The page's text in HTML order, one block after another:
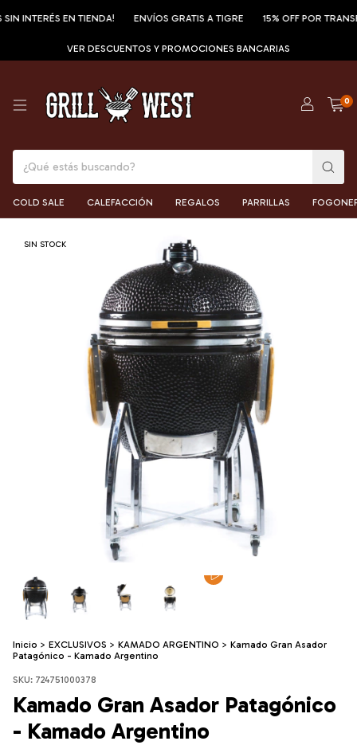
INTERÉS EN TIENDA! ENVÍOS GRATIS A TIGRE 15% OFF POR
VER DESCUENTOS Y PROMOCIONES BANCARIAS
0
COLD SALE CALEFACCIÓN REGALOS PARRILLAS
SIN STOCK
Inicio > EXCLUSIVOS > KAMADO ARGENTINO > Kamado Gran Asador
Patagónico - Kamado Argentino
SKU: 724751000378
Kamado Gran Asador Patagónico
- Kamado Argentino